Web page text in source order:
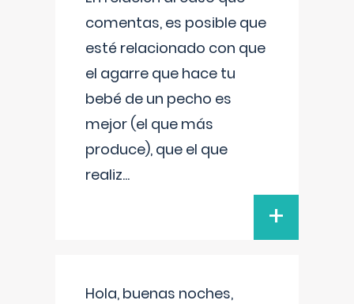
comentas, es posible que
esté relacionado con que
el agarre que hace tu
bebé de un pecho es
mejor (el que más
produce), que el que
realiz...
+
Hola, buenas noches,